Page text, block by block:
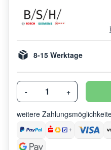
8-15 Werktage
- +
weitere